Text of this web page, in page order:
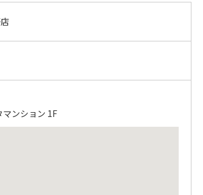
ンション 1F